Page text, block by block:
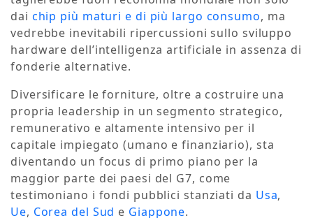
dai chip più maturi e di più largo consumo, ma
vedrebbe inevitabili ripercussioni sullo sviluppo
hardware dell’intelligenza artificiale in assenza di
fonderie alternative.
Diversificare le forniture, oltre a costruire una
propria leadership in un segmento strategico,
remunerativo e altamente intensivo per il
capitale impiegato (umano e finanziario), sta
diventando un focus di primo piano per la
maggior parte dei paesi del G7, come
testimoniano i fondi pubblici stanziati da Usa,
Ue, Corea del Sud e Giappone.